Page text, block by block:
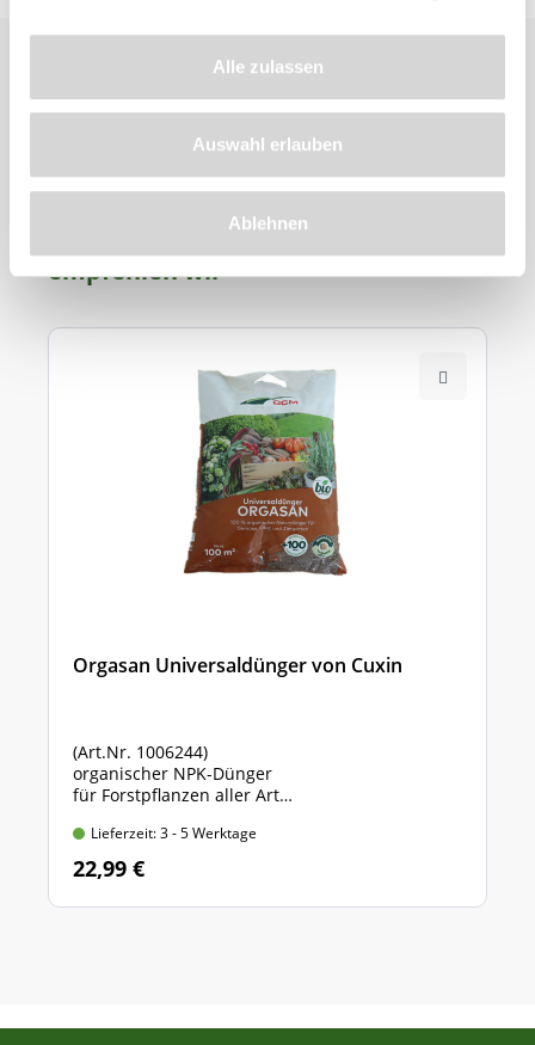
Alle zulassen
Auswahl erlauben
Ablehnen
empfehlen wir
Orgasan Universaldünger von Cuxin
(Art.Nr. 1006244)
organischer NPK-Dünger
für Forstpflanzen aller Art
Lieferzeit: 3 - 5 Werktage
22,99 €